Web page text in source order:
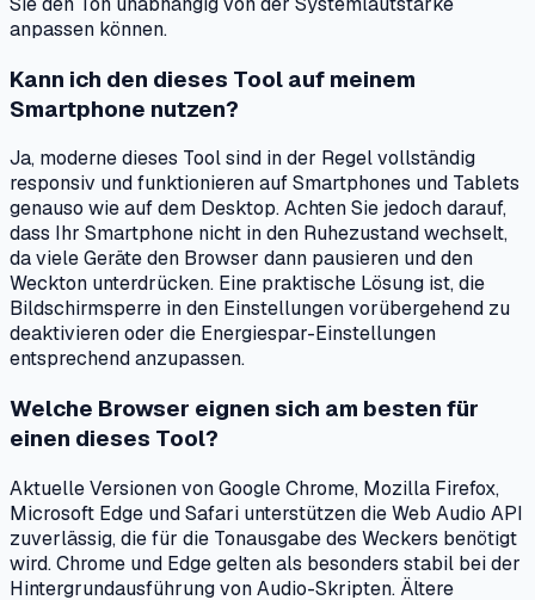
anpassen können.
Kann ich den dieses Tool auf meinem
Smartphone nutzen?
Ja, moderne dieses Tool sind in der Regel vollständig
responsiv und funktionieren auf Smartphones und Tablets
genauso wie auf dem Desktop. Achten Sie jedoch darauf,
dass Ihr Smartphone nicht in den Ruhezustand wechselt,
da viele Geräte den Browser dann pausieren und den
Weckton unterdrücken. Eine praktische Lösung ist, die
Bildschirmsperre in den Einstellungen vorübergehend zu
deaktivieren oder die Energiespar-Einstellungen
entsprechend anzupassen.
Welche Browser eignen sich am besten für
einen dieses Tool?
Aktuelle Versionen von Google Chrome, Mozilla Firefox,
Microsoft Edge und Safari unterstützen die Web Audio API
zuverlässig, die für die Tonausgabe des Weckers benötigt
wird. Chrome und Edge gelten als besonders stabil bei der
Hintergrundausführung von Audio-Skripten. Ältere